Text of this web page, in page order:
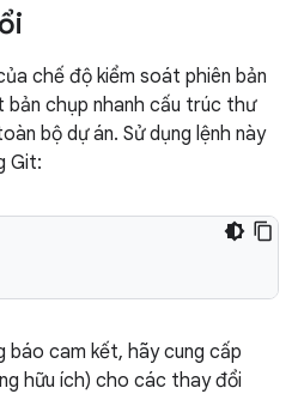
chế độ kiểm soát phiên bản
chụp nhanh cấu trúc thư
bộ dự án. Sử dụng lệnh này
Git:
báo cam kết, hãy cung cấp
hữu ích) cho các thay đổi